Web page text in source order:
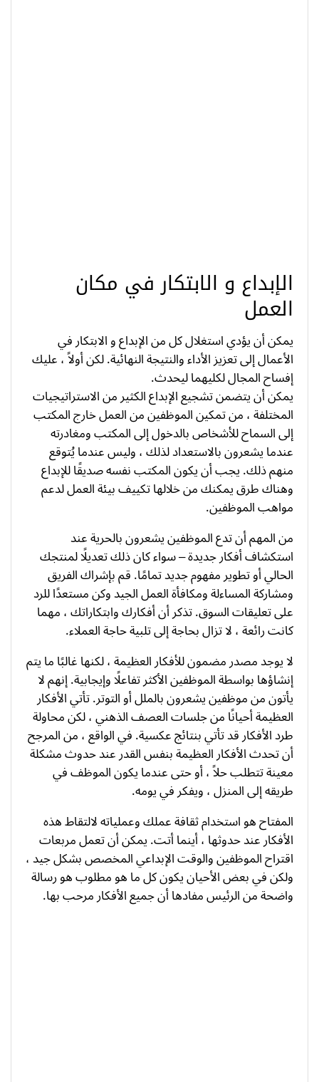
الإبداع و الابتكار في مكان
العمل
يمكن أن يؤدي استغلال كل من الإبداع و الابتكار في
الأعمال إلى تعزيز الأداء والنتيجة النهائية. لكن أولاً ، عليك
إفساح المجال لكليهما ليحدث.
يمكن أن يتضمن تشجيع الإبداع الكثير من الاستراتيجيات
المختلفة ، من تمكين الموظفين من العمل خارج المكتب
إلى السماح للأشخاص بالدخول إلى المكتب ومغادرته
عندما يشعرون بالاستعداد لذلك ، وليس عندما يُتوقع
منهم ذلك. يجب أن يكون المكتب نفسه صديقًا للإبداع
وهناك طرق يمكنك من خلالها تكييف بيئة العمل لدعم
مواهب الموظفين.
من المهم أن تدع الموظفين يشعرون بالحرية عند
استكشاف أفكار جديدة – سواء كان ذلك تعديلًا لمنتجك
الحالي أو تطوير مفهوم جديد تمامًا. قم بإشراك الفريق
ومشاركة المساءلة ومكافأة العمل الجيد وكن مستعدًا للرد
على تعليقات السوق. تذكر أن أفكارك وابتكاراتك ، مهما
كانت رائعة ، لا تزال بحاجة إلى تلبية حاجة العملاء.
لا يوجد مصدر مضمون للأفكار العظيمة ، لكنها غالبًا ما يتم
إنشاؤها بواسطة الموظفين الأكثر تفاعلًا وإيجابية. إنهم لا
يأتون من موظفين يشعرون بالملل أو التوتر. تأتي الأفكار
العظيمة أحيانًا من جلسات العصف الذهني ، لكن محاولة
طرد الأفكار قد تأتي بنتائج عكسية. في الواقع ، من المرجح
أن تحدث الأفكار العظيمة بنفس القدر عند حدوث مشكلة
معينة تتطلب حلاً ، أو حتى عندما يكون الموظف في
طريقه إلى المنزل ، ويفكر في يومه.
المفتاح هو استخدام ثقافة عملك وعملياته لالتقاط هذه
الأفكار عند حدوثها ، أينما أتت. يمكن أن تعمل مربعات
اقتراح الموظفين والوقت الإبداعي المخصص بشكل جيد ،
ولكن في بعض الأحيان يكون كل ما هو مطلوب هو رسالة
واضحة من الرئيس مفادها أن جميع الأفكار مرحب بها.